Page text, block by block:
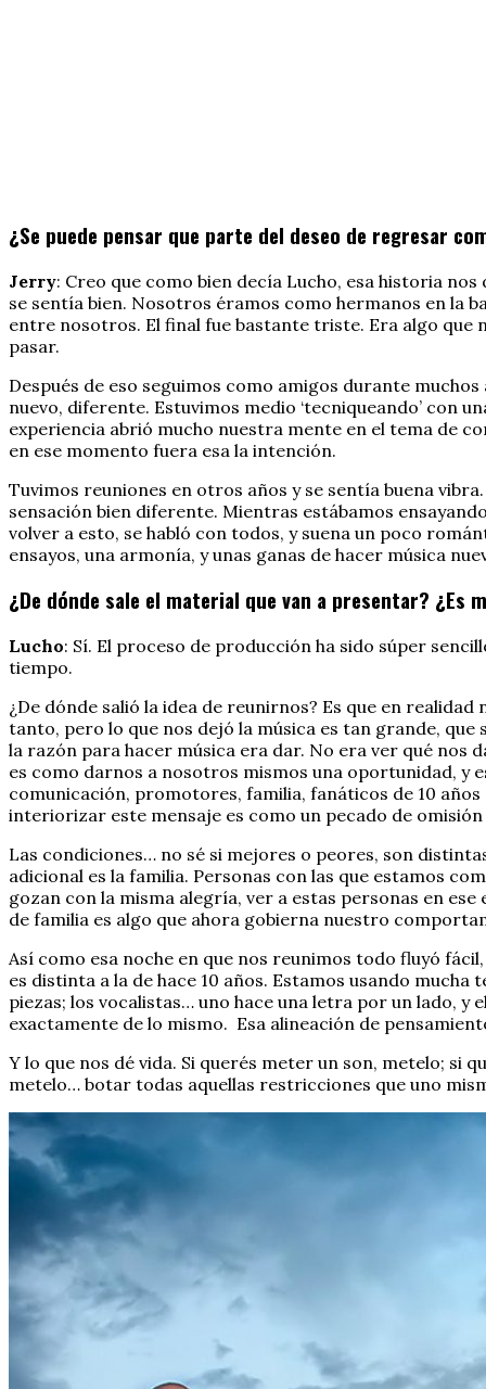
¿Se puede pensar que parte del deseo de regresar
Jerry: Creo que como bien decía Lucho, esa historia
se sentía bien. Nosotros éramos como hermanos en la
entre nosotros. El final fue bastante triste. Era algo que
pasar.
Después de eso seguimos como amigos durante
nuevo, diferente. Estuvimos medio ‘tecniqueando’ con
experiencia abrió mucho nuestra mente en el tema de
en ese momento fuera esa la intención.
Tuvimos reuniones en otros años y se sentía buena
sensación bien diferente. Mientras estábamos
volver a esto, se habló con todos, y suena un poco
ensayos, una armonía, y unas ganas de hacer música
¿De dónde sale el material que van a presentar? ¿Es
Lucho: Sí. El proceso de producción ha sido súper
tiempo.
¿De dónde salió la idea de reunirnos? Es que en
tanto, pero lo que nos dejó la música es tan grande,
la razón para hacer música era dar. No era ver qué nos
es como darnos a nosotros mismos una oportunidad, y
comunicación, promotores, familia, fanáticos de 10
interiorizar este mensaje es como un pecado de
Las condiciones… no sé si mejores o peores, son
adicional es la familia. Personas con las que estamos
gozan con la misma alegría, ver a estas personas en
de familia es algo que ahora gobierna nuestro
Así como esa noche en que nos reunimos todo fluyó
es distinta a la de hace 10 años. Estamos usando
piezas; los vocalistas… uno hace una letra por un lado,
exactamente de lo mismo. Esa alineación de
Y lo que nos dé vida. Si querés meter un son, metelo;
metelo… botar todas aquellas restricciones que uno